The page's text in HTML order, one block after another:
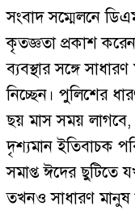
সংবাদ সম্মেলনে
কৃতজ্ঞতা প্রকাশ
ব্যবস্থার সঙ্গে
নিচ্ছেন। পুলিশের
ছয় মাস সময় লাগবে,
দৃশ্যমান ইতিবাচক
সমাপ্ত ঈদের ছুটিতে
তখনও সাধারণ মানুষ